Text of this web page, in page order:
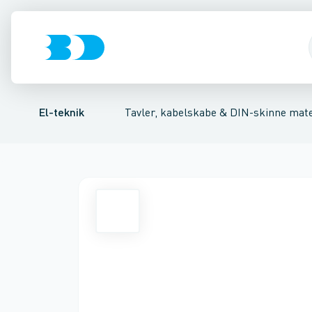
El-teknik Tavler, kabelskabe & DIN-skinne
Afbrydere, stikkontakter & lampeudtag
Tavler, kapsling og rackskabeFordelings-/
Kombiafbryder FejlstrømsmodulNeozed D0